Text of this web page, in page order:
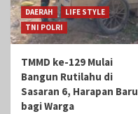
DAERAH
LIFE STYLE
TNI POLRI
TMMD ke-129 Mulai
Bangun Rutilahu di
Sasaran 6, Harapan Baru
bagi Warga